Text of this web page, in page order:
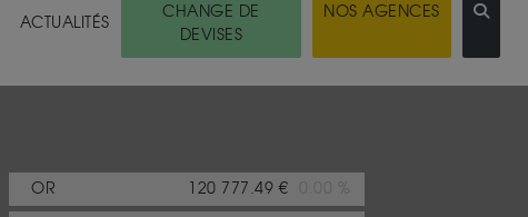
ACTUALITÉS
CHANGE DE
DEVISES
NOS AGENCES
OR 120 777.49 €